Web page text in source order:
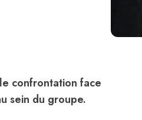
confrontation face
sein du groupe.